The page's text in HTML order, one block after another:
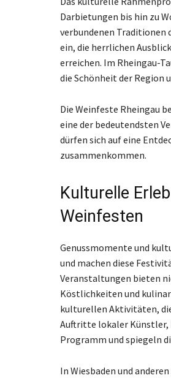
Darbietungen bis hin zu
verbundenen Traditionen
ein, die herrlichen
erreichen. Im Rheingau-
die Schönheit der Region
Die Weinfeste Rheingau
eine der bedeutendsten
dürfen sich auf eine
zusammenkommen.
Kulturelle
Weinfesten
Genussmomente und
und machen diese
Veranstaltungen bieten
Köstlichkeiten und
kulturellen Aktivitäten,
Auftritte lokaler Künstler,
Programm und spiegeln
In Wiesbaden und